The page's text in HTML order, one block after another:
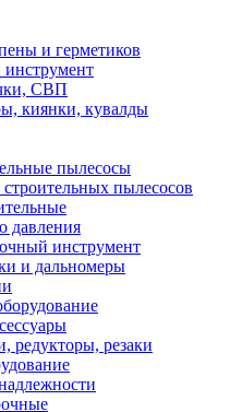
и герметиков
СВП
киянки, кувалды
пылесосы
пылесосов
давления
инструмент
и дальномеры
редукторы, резаки